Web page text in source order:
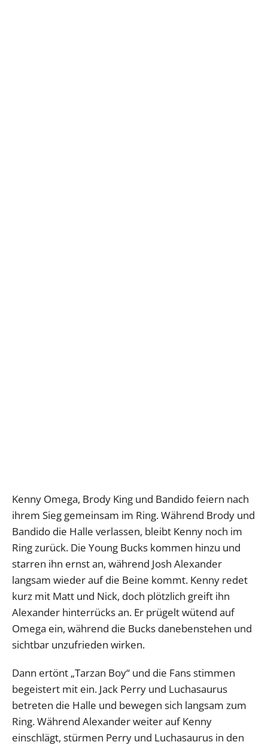
Kenny Omega, Brody King und Bandido feiern nach
ihrem Sieg gemeinsam im Ring. Während Brody und
Bandido die Halle verlassen, bleibt Kenny noch im
Ring zurück. Die Young Bucks kommen hinzu und
starren ihn ernst an, während Josh Alexander
langsam wieder auf die Beine kommt. Kenny redet
kurz mit Matt und Nick, doch plötzlich greift ihn
Alexander hinterrücks an. Er prügelt wütend auf
Omega ein, während die Bucks danebenstehen und
sichtbar unzufrieden wirken.
Dann ertönt „Tarzan Boy“ und die Fans stimmen
begeistert mit ein. Jack Perry und Luchasaurus
betreten die Halle und bewegen sich langsam zum
Ring. Während Alexander weiter auf Kenny
einschlägt, stürmen Perry und Luchasaurus in den